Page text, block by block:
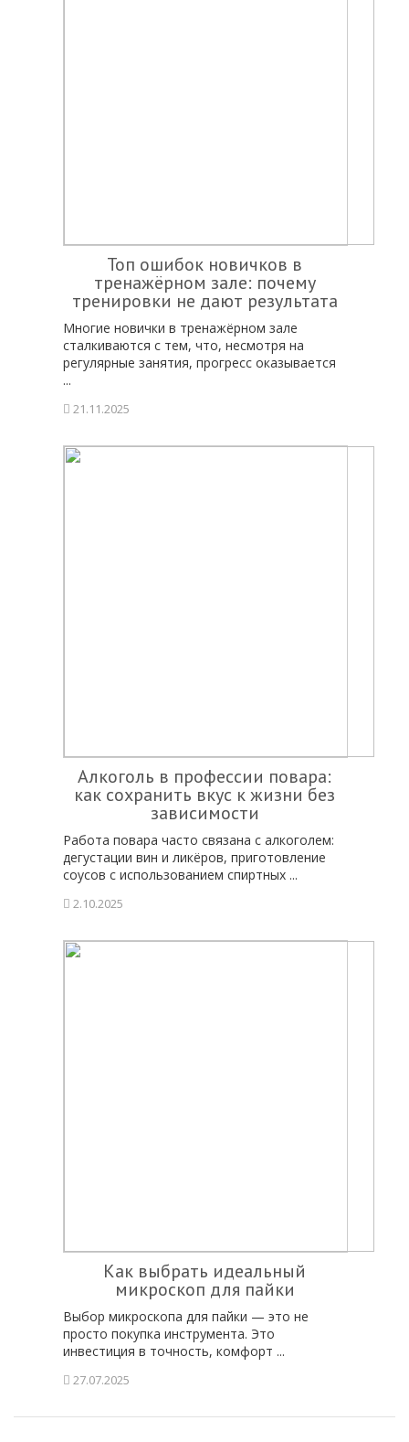
Топ ошибок новичков в
тренажёрном зале: почему
тренировки не дают результата
Многие новички в тренажёрном зале
сталкиваются с тем, что, несмотря на
регулярные занятия, прогресс оказывается
...
21.11.2025
Алкоголь в профессии повара:
как сохранить вкус к жизни без
зависимости
Работа повара часто связана с алкоголем:
дегустации вин и ликёров, приготовление
соусов с использованием спиртных ...
2.10.2025
Как выбрать идеальный
микроскоп для пайки
Выбор микроскопа для пайки — это не
просто покупка инструмента. Это
инвестиция в точность, комфорт ...
27.07.2025